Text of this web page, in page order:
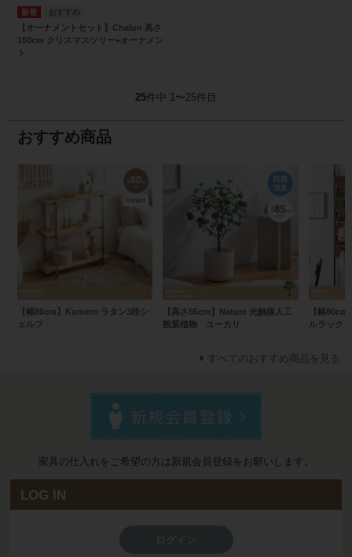
【オーナメントセット】Chalon 高さ
150cm クリスマスツリー+オーナメン
ト
25件中 1〜25件目
おすすめ商品
【幅80cm】Komero ラタン3段シ
ェルフ
【高さ85cm】Nature 光触媒人工
観葉植物 ユーカリ
【幅
ルラック
すべてのおすすめ商品を見る
家具の仕入れをご希望の方は新規会員登録をお願いします。
LOG IN